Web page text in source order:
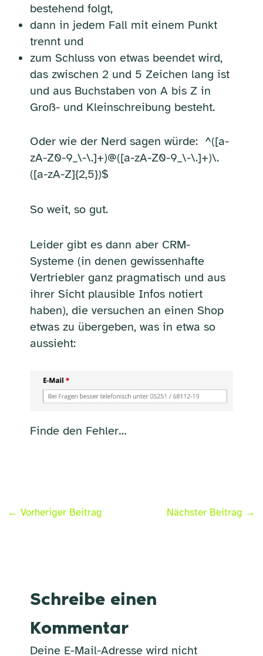
bestehend folgt,
dann in jedem Fall mit einem Punkt
trennt und
zum Schluss von etwas beendet wird,
das zwischen 2 und 5 Zeichen lang ist
und aus Buchstaben von A bis Z in
Groß- und Kleinschreibung besteht.
Oder wie der Nerd sagen würde: ^([a-
zA-Z0-9_\-\.]+)@([a-zA-Z0-9_\-\.]+)\.
([a-zA-Z]{2,5})$
So weit, so gut.
Leider gibt es dann aber CRM-
Systeme (in denen gewissenhafte
Vertriebler ganz pragmatisch und aus
ihrer Sicht plausible Infos notiert
haben), die versuchen an einen Shop
etwas zu übergeben, was in etwa so
aussieht:
Finde den Fehler…
← Vorheriger Beitrag Nächster Beitrag →
Schreibe einen
Kommentar
Deine E-Mail-Adresse wird nicht